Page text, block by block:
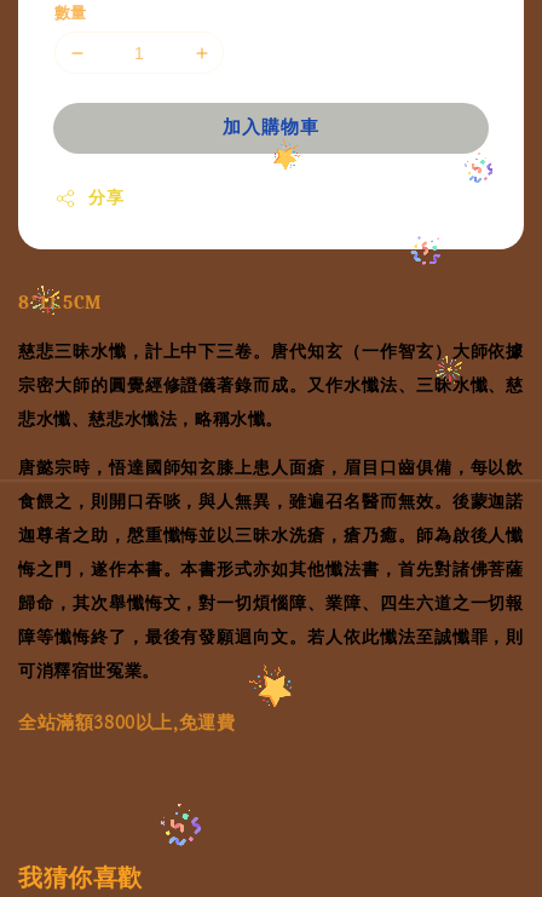
數量
加入購物車
分享
8*11.5CM
慈悲三昧水懺，計上中下三卷。唐代知玄（一作智玄）大師依據
宗密大師的圓覺經修證儀著錄而成。又作水懺法、三昧水懺、慈
悲水懺、慈悲水懺法，略稱水懺。
唐懿宗時，悟達國師知玄膝上患人面瘡，眉目口齒俱備，每以飲
食餵之，則開口吞啖，與人無異，雖遍召名醫而無效。後蒙迦諾
迦尊者之助，慇重懺悔並以三昧水洗瘡，瘡乃癒。師為啟後人懺
悔之門，遂作本書。本書形式亦如其他懺法書，首先對諸佛菩薩
歸命，其次舉懺悔文，對一切煩惱障、業障、四生六道之一切報
障等懺悔終了，最後有發願迴向文。若人依此懺法至誠懺罪，則
可消釋宿世冤業。
全站滿額3800以上,免運費
我猜你喜歡